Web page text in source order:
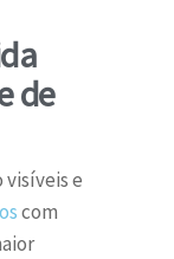
de
visíveis e
com